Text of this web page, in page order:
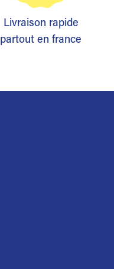
Livraison rapide
partout en france